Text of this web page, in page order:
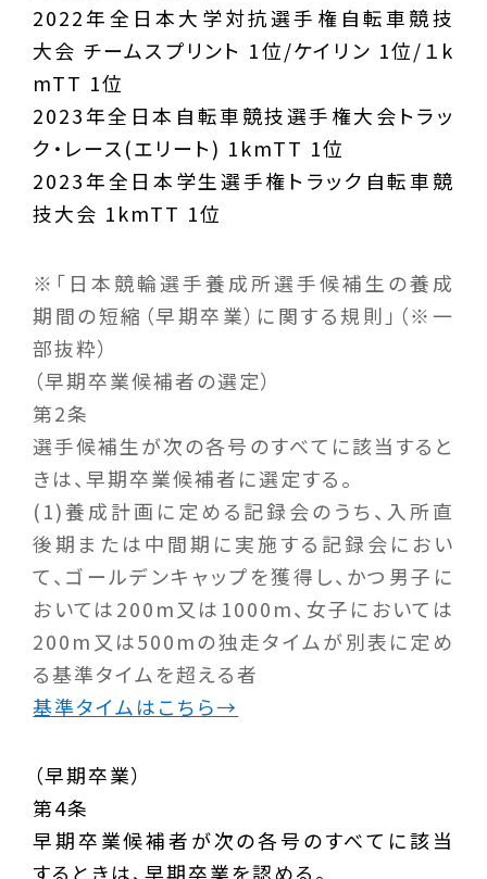
2022年全日本大学対抗選手権自転車競技
大会 チームスプリント 1位/ケイリン 1位/１k
mTT 1位
2023年全日本自転車競技選手権大会トラッ
ク・レース(エリート) 1kmTT 1位
2023年全日本学生選手権トラック自転車競
技大会 1kmTT 1位
※「日本競輪選手養成所選手候補生の養成
期間の短縮（早期卒業）に関する規則」（※一
部抜粋）
（早期卒業候補者の選定）
第2条
選手候補生が次の各号のすべてに該当すると
きは、早期卒業候補者に選定する。
(1)養成計画に定める記録会のうち、入所直
後期または中間期に実施する記録会におい
て、ゴールデンキャップを獲得し、かつ男子に
おいては200m又は1000m、女子においては
200m又は500mの独走タイムが別表に定め
る基準タイムを超える者
基準タイムはこちら→
（早期卒業）
第4条
早期卒業候補者が次の各号のすべてに該当
するときは、早期卒業を認める。